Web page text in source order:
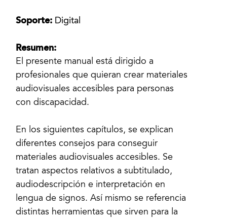
Soporte: Digital
Resumen:
El presente manual está dirigido a
profesionales que quieran crear materiales
audiovisuales accesibles para personas
con discapacidad.
En los siguientes capítulos, se explican
diferentes consejos para conseguir
materiales audiovisuales accesibles. Se
tratan aspectos relativos a subtitulado,
audiodescripción e interpretación en
lengua de signos. Así mismo se referencia
distintas herramientas que sirven para la